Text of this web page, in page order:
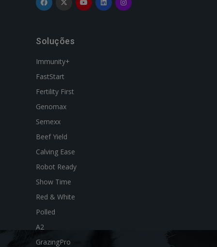
Soluções
Immunity+
FastStart
Fertility First
Genomax
Semexx
Beef Yield
Calving Ease
Robot Ready
Show Time
Red & White
Polled
A2
GrazingPro